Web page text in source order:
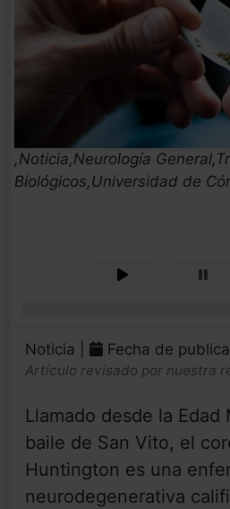
,Noticia,Neurología
Biológicos,Universidad de
Noticia | Fecha de
Artículo revisado por nuestra
Llamado desde la Edad
baile de San Vito, el
Huntington es una
neurodegenerativa